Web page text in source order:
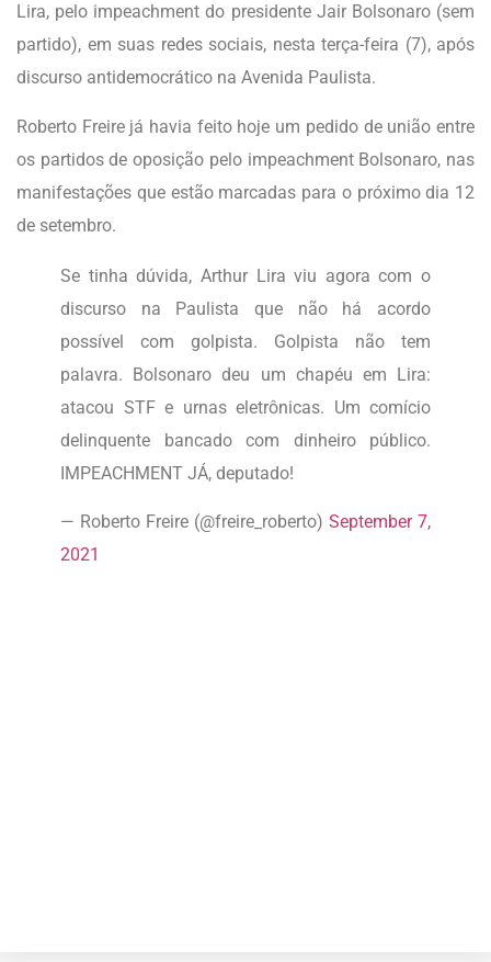
Lira, pelo impeachment do presidente Jair Bolsonaro (sem
partido), em suas redes sociais, nesta terça-feira (7), após
discurso antidemocrático na Avenida Paulista.
Roberto Freire já havia feito hoje um pedido de união entre
os partidos de oposição pelo impeachment Bolsonaro, nas
manifestações que estão marcadas para o próximo dia 12
de setembro.
Se tinha dúvida, Arthur Lira viu agora com o
discurso na Paulista que não há acordo
possível com golpista. Golpista não tem
palavra. Bolsonaro deu um chapéu em Lira:
atacou STF e urnas eletrônicas. Um comício
delinquente bancado com dinheiro público.
IMPEACHMENT JÁ, deputado!
— Roberto Freire (@freire_roberto) September 7,
2021